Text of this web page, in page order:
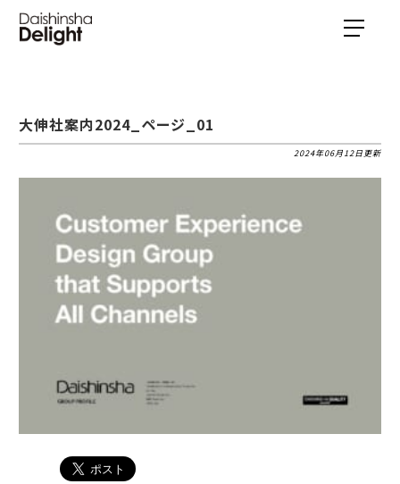
大伸社案内2024_ページ_01
2024年06月12日更新